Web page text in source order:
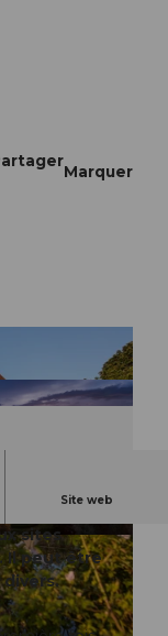
Marquer
Wyher, Willisau Tourismus |
CC-BY-ND
Site web
sites
Il peut être
divers.